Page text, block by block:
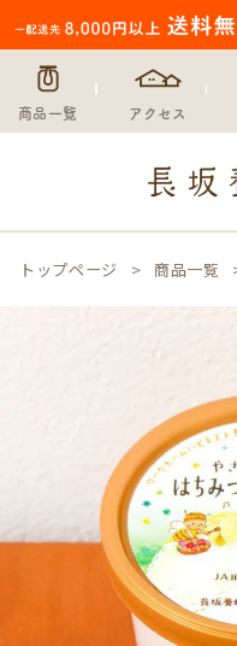
商品一覧 アクセス
トップページ 商品一覧